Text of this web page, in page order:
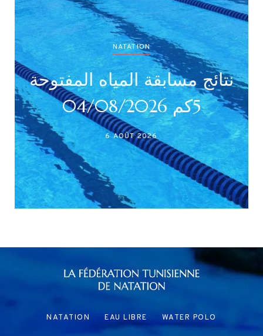
نتائج
5كم 04/08/2026
NATATION
جميع الأصناف
أواسط /
27 JUILLET
NATATION EAU LIBRE WATER POLO